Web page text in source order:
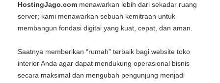
HostingJago.com menawarkan lebih dari sekadar ruang
server; kami menawarkan sebuah kemitraan untuk
membangun fondasi digital yang kuat, cepat, dan aman.
Saatnya memberikan “rumah” terbaik bagi website toko
interior Anda agar dapat mendukung operasional bisnis
secara maksimal dan mengubah pengunjung menjadi